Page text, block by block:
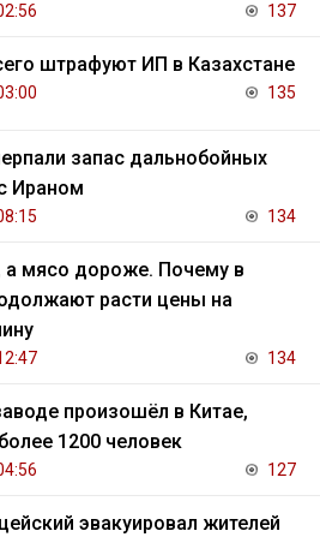
137
штрафуют ИП в Казахстане
135
запас дальнобойных
Ираном
134
а мясо дороже. Почему в
расти цены на
134
произошёл в Китае,
1200 человек
127
эвакуировал жителей